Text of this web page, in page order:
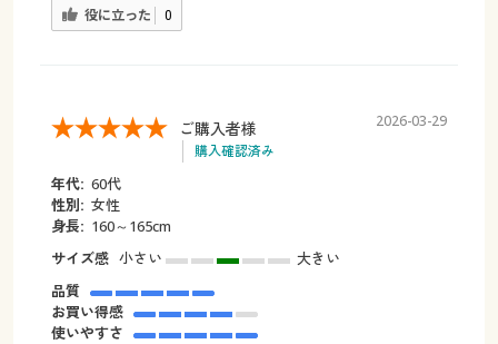
役に立った 0
ご購入者様
購入確認済み
2026-03-29
年代: 60代
性別: 女性
身長: 160～165cm
サイズ感 小さい
大きい
品質
お買い得感
使いやすさ